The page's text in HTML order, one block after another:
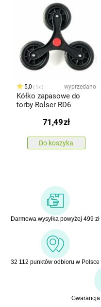
5,0 1x wyprzedano
Kółko zapasowe do
torby Rolser RD6
71,49zł
Do koszyka
Darmowa wysyłka powyżej 499 zł
32 112 punktów odbioru w Polsce